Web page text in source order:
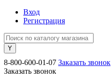
Вход
Регистрация
8-800-600-01-07 Заказать звонок
Заказать звонок